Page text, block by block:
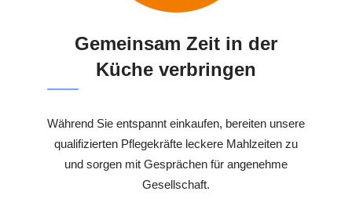
Gemeinsam Zeit in der
Küche verbringen
Während Sie entspannt einkaufen, bereiten unsere
qualifizierten Pflegekräfte leckere Mahlzeiten zu
und sorgen mit Gesprächen für angenehme
Gesellschaft.